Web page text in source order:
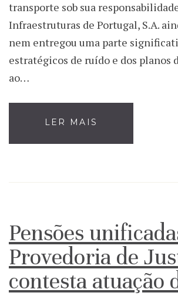
transporte sob sua
Infraestruturas de Portugal, S.A.
nem entregou uma parte
estratégicos de ruído e dos planos
ao…
LER MAIS
Pensões
Provedoria de
contesta atuação